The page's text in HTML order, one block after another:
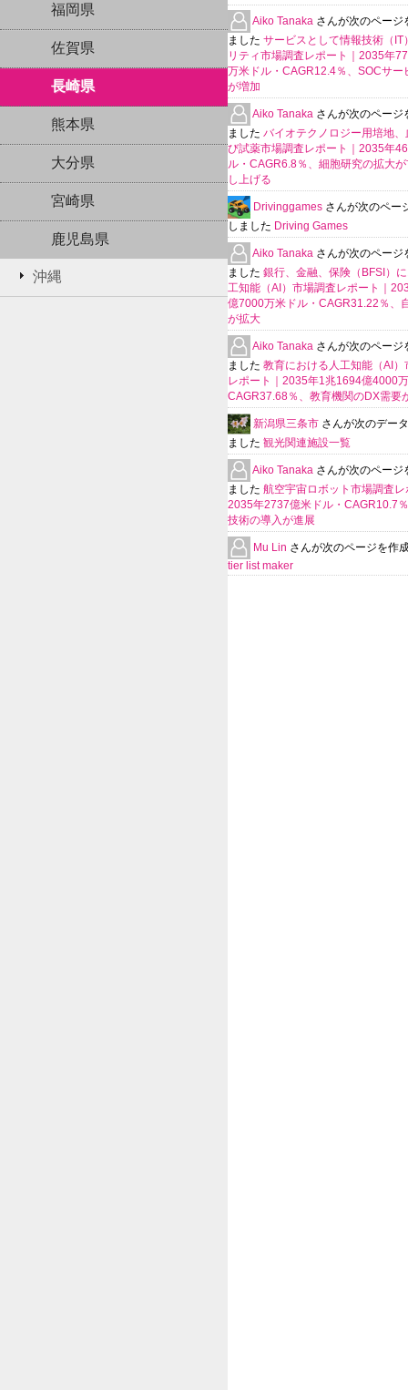
福岡県
佐賀県
長崎県
熊本県
大分県
宮崎県
鹿児島県
沖縄
Aiko Tanaka さんが次のページ
ました サービスとして情報技術（IT
リティ市場調査レポート｜2035年
万米ドル・CAGR12.4％、SOCサー
が増加
Aiko Tanaka さんが次のページ
ました バイオテクノロジー用培地、
び試薬市場調査レポート｜2035年
ル・CAGR6.8％、細胞研究の拡大
し上げる
Drivinggames さんが次のペー
しました Driving Games
Aiko Tanaka さんが次のページ
ました 銀行、金融、保険（BFSI）
工知能（AI）市場調査レポート｜
億7000万米ドル・CAGR31.22％、
が拡大
Aiko Tanaka さんが次のページ
ました 教育における人工知能（AI）
レポート｜2035年1兆1694億4000
CAGR37.68％、教育機関のDX需要
新潟県三条市 さんが次のデー
ました 観光関連施設一覧
Aiko Tanaka さんが次のページ
ました 航空宇宙ロボット市場調査レ
2035年2737億米ドル・CAGR10.7
技術の導入が進展
Mu Lin さんが次のページを作
tier list maker